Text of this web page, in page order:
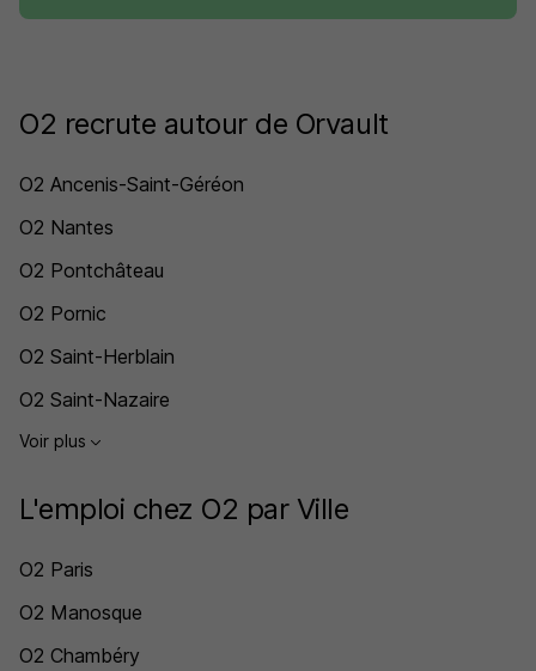
O2 recrute autour de Orvault
O2 Ancenis-Saint-Géréon
O2 Nantes
O2 Pontchâteau
O2 Pornic
O2 Saint-Herblain
O2 Saint-Nazaire
Voir plus
L'emploi chez O2 par Ville
O2 Paris
O2 Manosque
O2 Chambéry